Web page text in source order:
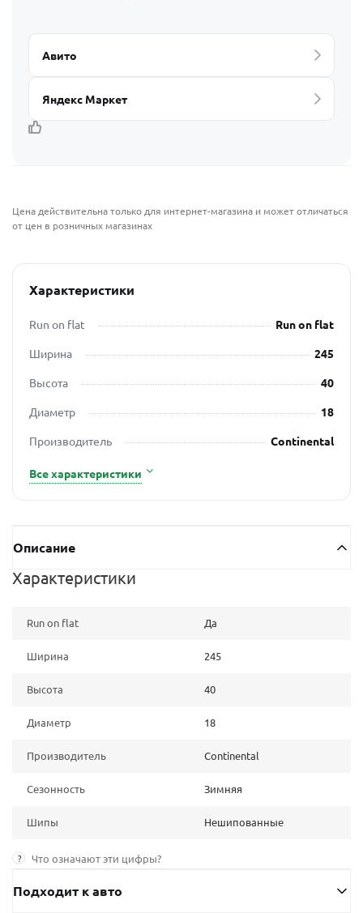
Авито
Яндекс Маркет
Цена действительна только для интернет-магазина и может отличаться
от цен в розничных магазинах
Характеристики
Run on flat
Run on flat
Ширина
245
Высота
40
Диаметр
18
Производитель
Continental
Все характеристики
Описание
Характеристики
Run on flat Да
Ширина 245
Высота 40
Диаметр 18
Производитель Continental
Сезонность Зимняя
Шипы Нешипованные
? Что означают эти цифры?
Подходит к авто